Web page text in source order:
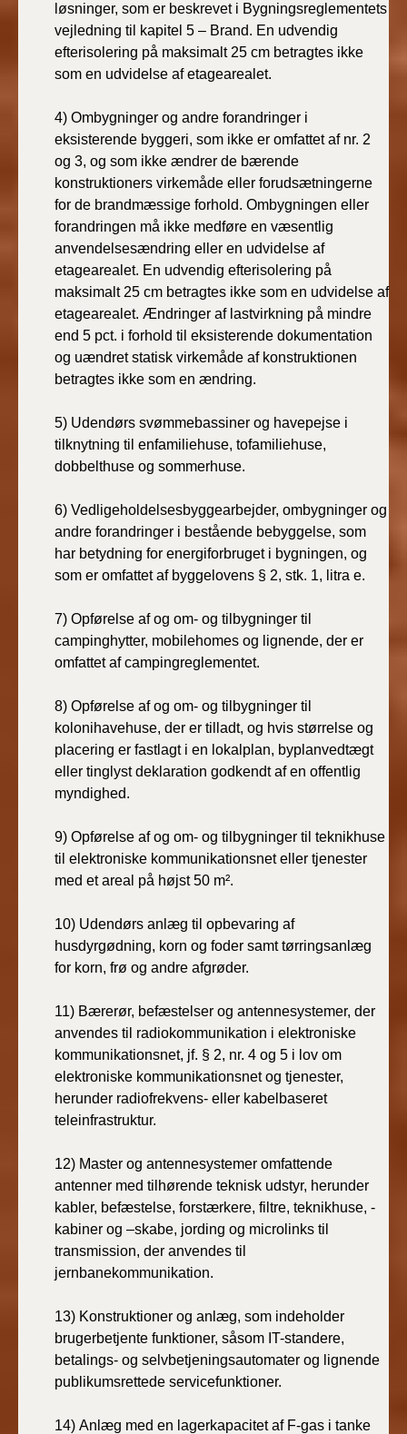
løsninger, som er beskrevet i Bygningsreglementets
vejledning til kapitel 5 – Brand. En udvendig
efterisolering på maksimalt 25 cm betragtes ikke
som en udvidelse af etagearealet.
4) Ombygninger og andre forandringer i
eksisterende byggeri, som ikke er omfattet af nr. 2
og 3, og som ikke ændrer de bærende
konstruktioners virkemåde eller forudsætningerne
for de brandmæssige forhold. Ombygningen eller
forandringen må ikke medføre en væsentlig
anvendelsesændring eller en udvidelse af
etagearealet. En udvendig efterisolering på
maksimalt 25 cm betragtes ikke som en udvidelse af
etagearealet. Ændringer af lastvirkning på mindre
end 5 pct. i forhold til eksisterende dokumentation
og uændret statisk virkemåde af konstruktionen
betragtes ikke som en ændring.
5) Udendørs svømmebassiner og havepejse i
tilknytning til enfamiliehuse, tofamiliehuse,
dobbelthuse og sommerhuse.
6) Vedligeholdelsesbyggearbejder, ombygninger og
andre forandringer i bestående bebyggelse, som
har betydning for energiforbruget i bygningen, og
som er omfattet af byggelovens § 2, stk. 1, litra e.
7) Opførelse af og om- og tilbygninger til
campinghytter, mobilehomes og lignende, der er
omfattet af campingreglementet.
8) Opførelse af og om- og tilbygninger til
kolonihavehuse, der er tilladt, og hvis størrelse og
placering er fastlagt i en lokalplan, byplanvedtægt
eller tinglyst deklaration godkendt af en offentlig
myndighed.
9) Opførelse af og om- og tilbygninger til teknikhuse
til elektroniske kommunikationsnet eller tjenester
med et areal på højst 50 m².
10) Udendørs anlæg til opbevaring af
husdyrgødning, korn og foder samt tørringsanlæg
for korn, frø og andre afgrøder.
11) Bærerør, befæstelser og antennesystemer, der
anvendes til radiokommunikation i elektroniske
kommunikationsnet, jf. § 2, nr. 4 og 5 i lov om
elektroniske kommunikationsnet og tjenester,
herunder radiofrekvens- eller kabelbaseret
teleinfrastruktur.
12) Master og antennesystemer omfattende
antenner med tilhørende teknisk udstyr, herunder
kabler, befæstelse, forstærkere, filtre, teknikhuse, -
kabiner og –skabe, jording og microlinks til
transmission, der anvendes til
jernbanekommunikation.
13) Konstruktioner og anlæg, som indeholder
brugerbetjente funktioner, såsom IT-standere,
betalings- og selvbetjeningsautomater og lignende
publikumsrettede servicefunktioner.
14) Anlæg med en lagerkapacitet af F-gas i tanke